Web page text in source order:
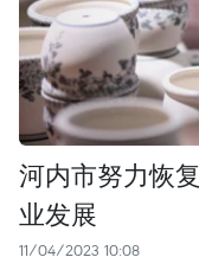
河内市努力恢
业发展
11/04/2023 10:08